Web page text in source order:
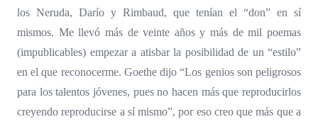
los Neruda, Darío y Rimbaud, que tenían el “don” en sí
mismos. Me llevó más de veinte años y más de mil poemas
(impublicables) empezar a atisbar la posibilidad de un “estilo”
en el que reconocerme. Goethe dijo “Los genios son peligrosos
para los talentos jóvenes, pues no hacen más que reproducirlos
creyendo reproducirse a sí mismo”, por eso creo que más que a